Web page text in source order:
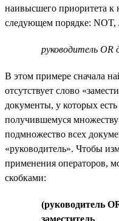
наивысшего приоритета к
следующем порядке:
руководитель
В этом примере сначала
отсутствует слово
документы, у которых
получившемуся
подмножество всех
«руководитель». Чтобы
применения операторов,
скобками:
(руководитель
заместитель